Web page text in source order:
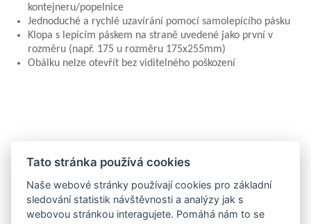
kontejneru/popelnice
Jednoduché a rychlé uzavírání pomocí samolepícího pásku
Klopa s lepícím páskem na straně uvedené jako první v
rozměru (např. 175 u rozměru 175x255mm)
Obálku nelze otevřít bez viditelného poškození
a
Tato stránka používá cookies
Naše webové stránky používají cookies pro základní
sledování statistik návštěvnosti a analýzy jak s
webovou stránkou interagujete. Pomáhá nám to se